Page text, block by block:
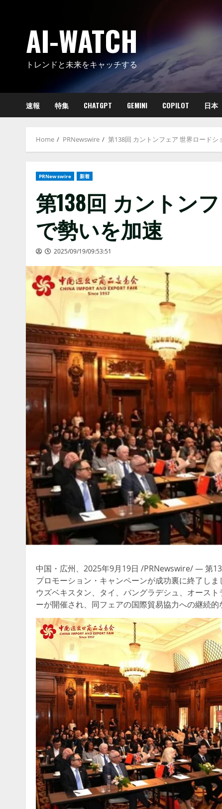
AI-WATCH
トレンドと未来をキャッチする
速報 特集 CHATGPT GEMINI COPILOT 日本
Home PRNewswire 第138回 カントンフェア 世界ロードシ
PRNewswire 新着
第138回 カントン
で勢いを加速
2025/09/19/09:53:51
中国・広州、2025年9月19日 /PRNewswire/ — 第
プロモーション・キャンペーンが成功裏に終了し
ウズベキスタン、タイ、バングラデシュ、オース
ーが開催され、同フェアの国際貿易協力への継続